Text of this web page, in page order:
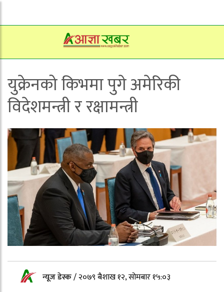
युक्रेनको किभमा पुगे अमेरिकी
विदेशमन्त्री र रक्षामन्त्री
न्यूज डेस्क/२०७९ बैशाख १२, सोमबार १५:०३